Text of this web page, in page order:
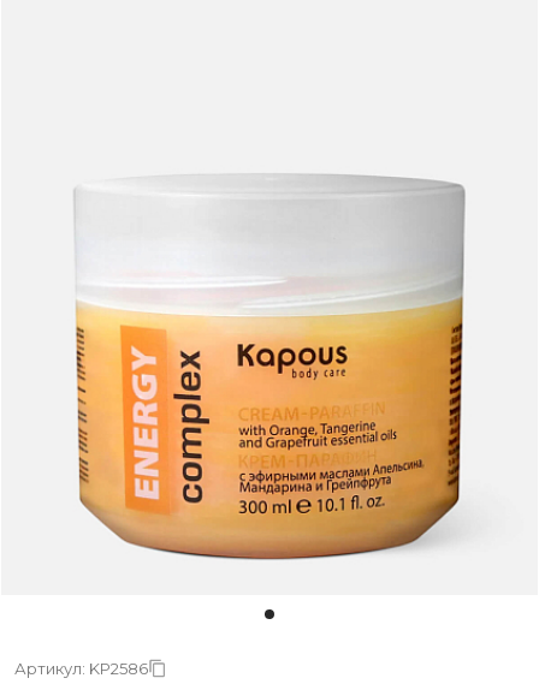
Артикул: KP2586